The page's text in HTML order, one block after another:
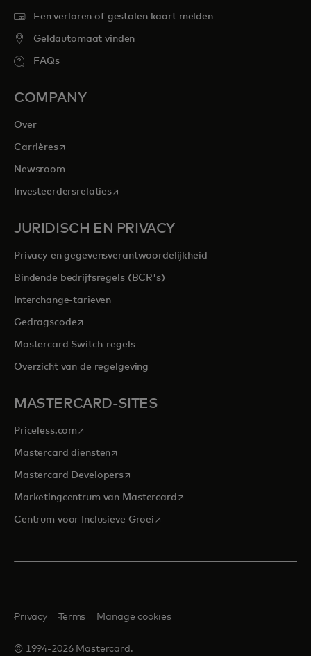
Een verloren of gestolen kaart melden
Geldautomaat vinden
FAQs
COMPANY
Over
Carrièresopens in a new tab
Newsroom
Investeerdersrelatiesopens in a new tab
JURIDISCH EN PRIVACY
Privacy en gegevensverantwoordelijkheid
Bindende bedrijfsregels (BCR's)
Interchange-tarieven
Gedragscodeopens in a new tab
Mastercard Switch-regels
Overzicht van de regelgeving
MASTERCARD-SITES
Priceless.com opens in a new tab
Mastercard dienstenopens in a new tab
Mastercard Developersopens in a new tab
Marketingcentrum van Mastercardopens in a new tab
Centrum voor Inclusieve Groeiopens in a new tab
© 1994-2026 Mastercard.
Privacy Terms Manage cookies